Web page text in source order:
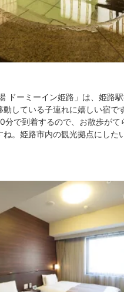
ドーミーイン姫路」は、姫路
動している子連れに嬉しい宿で
分で到着するので、お散歩がて
ね。姫路市内の観光拠点にした